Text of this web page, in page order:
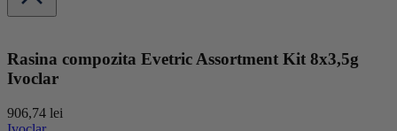
Rasina compozita Evetric Assortment Kit 8x3,5g
Ivoclar
906,74 lei